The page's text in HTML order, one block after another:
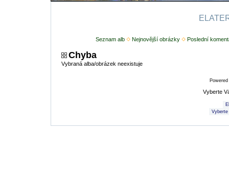
Seznam alb Nejnovější obrázky Poslední
Chyba
Vybraná alba/obrázek neexistuje
Vyberte